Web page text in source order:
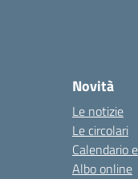
Novità
Le notizie
Le circolari
Calendario
Albo online